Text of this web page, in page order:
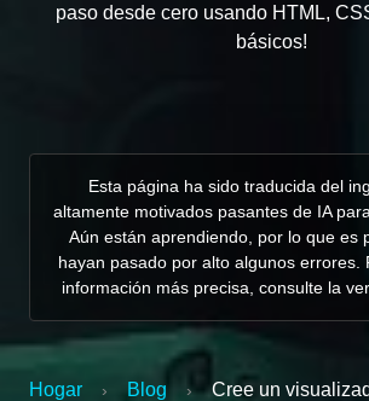
paso desde cero usando HTML,
básicos!
Esta página ha sido traducida del
altamente motivados pasantes de IA
Aún están aprendiendo, por lo que es
hayan pasado por alto algunos errores.
información más precisa, consulte la
Hogar › Blog ›
Cree un